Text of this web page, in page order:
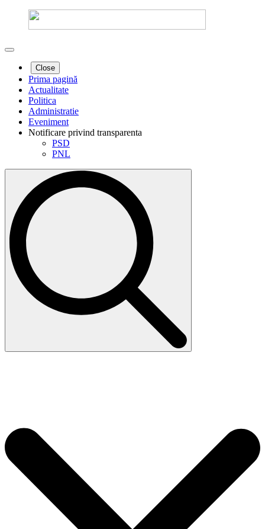
Close
Prima pagină
Actualitate
Politica
Administratie
Eveniment
Notificare privind transparenta
PSD
PNL